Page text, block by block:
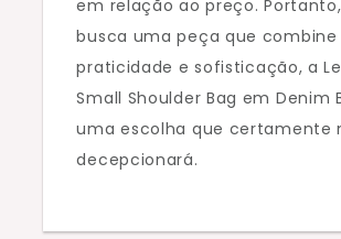
em relação ao preço.
busca uma peça que combine
praticidade e sofisticação, a
Small Shoulder Bag em Denim
uma escolha que certamente
decepcionará.